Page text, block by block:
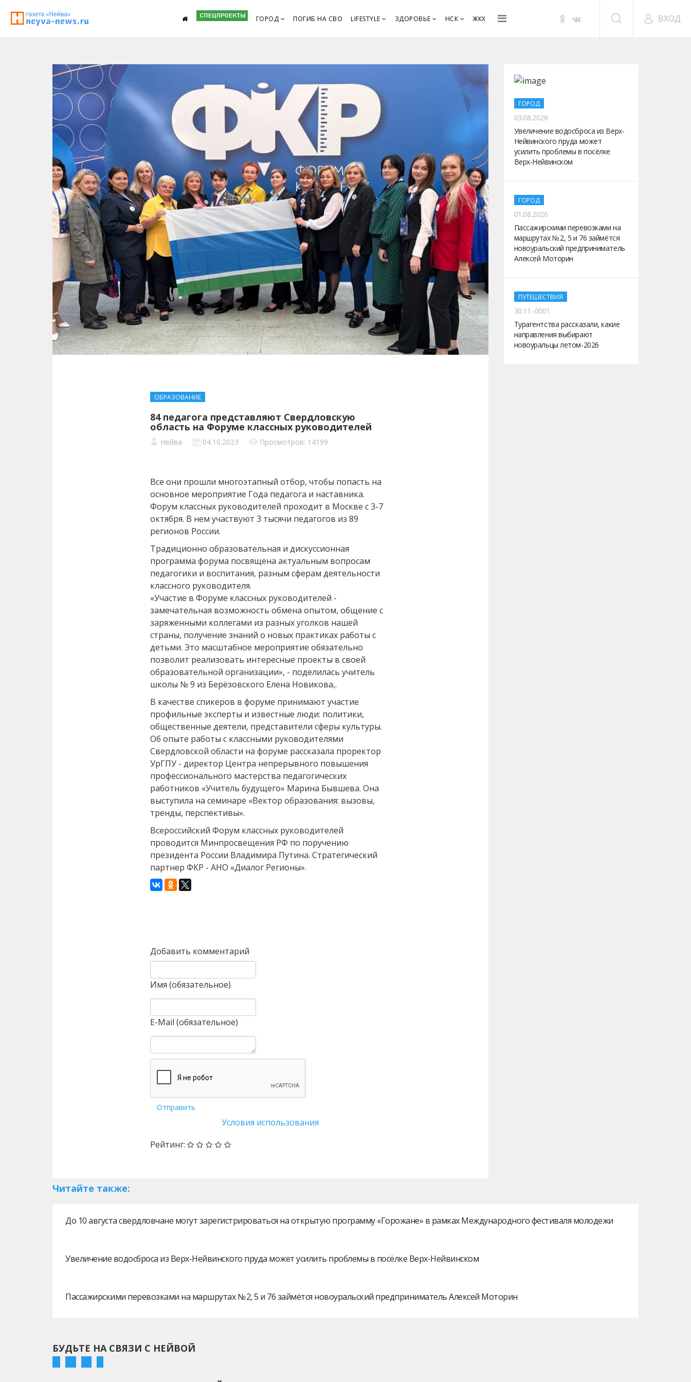
ГОРОД ПОГИБ НА СВО LIFESTYLE ЗДОРОВЬЕ НСК ЖКХ ВХОД
ОБРАЗОВАНИЕ
84 педагога представляют Свердловскую
область на Форуме классных руководителей
Нейва 04.10.2023 Просмотров: 14199
Все они прошли многоэтапный отбор, чтобы попасть на
основное мероприятие Года педагога и наставника.
Форум классных руководителей проходит в Москве с 3-7
октября. В нем участвуют 3 тысячи педагогов из 89
регионов России.
Традиционно образовательная и дискуссионная
программа форума посвящена актуальным вопросам
педагогики и воспитания, разным сферам деятельности
классного руководителя.
«Участие в Форуме классных руководителей -
замечательная возможность обмена опытом, общение с
заряженными коллегами из разных уголков нашей
страны, получение знаний о новых практиках работы с
детьми. Это масштабное мероприятие обязательно
позволит реализовать интересные проекты в своей
образовательной организации», - поделилась учитель
школы № 9 из Берёзовского Елена Новикова,.
В качестве спикеров в форуме принимают участие
профильные эксперты и известные люди: политики,
общественные деятели, представители сферы культуры.
Об опыте работы с классными руководителями
Свердловской области на форуме рассказала проректор
УрГПУ - директор Центра непрерывного повышения
профессионального мастерства педагогических
работников «Учитель будущего» Марина Бывшева. Она
выступила на семинаре «Вектор образования: вызовы,
тренды, перспективы».
Всероссийский Форум классных руководителей
проводится Минпросвещения РФ по поручению
президента России Владимира Путина. Стратегический
партнер ФКР - АНО «Диалог Регионы».
Добавить комментарий
Имя (обязательное)
E-Mail (обязательное)
Отправить
Условия использования
Рейтинг:
ГОРОД
03.08.2026
Увеличение водосброса из Верх-
Нейвинского пруда может
усилить проблемы в посёлке
Верх-Нейвинском
ГОРОД
01.08.2026
Пассажирскими перевозками на
маршрутах № 2, 5 и 76 займётся
новоуральский предприниматель
Алексей Моторин
ПУТЕШЕСТВИЯ
30.11.-0001
Турагентства рассказали, какие
направления выбирают
новоуральцы летом-2026
Читайте также:
До 10 августа свердловчане могут зарегистрироваться на открытую программу «Горожане» в рамках Международного фестиваля молодежи
Увеличение водосброса из Верх-Нейвинского пруда может усилить проблемы в посёлке Верх-Нейвинском
Пассажирскими перевозками на маршрутах № 2, 5 и 76 займётся новоуральский предприниматель Алексей Моторин
БУДЬТЕ НА СВЯЗИ С НЕЙВОЙ